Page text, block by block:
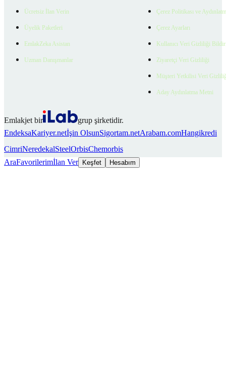
Ücretsiz İlan Verin
Üyelik Paketleri
EmlakZeka Asistan
Uzman Danışmanlar
Çerez Politikası ve
Çerez Ayarları
Kullanıcı Veri Gizliliği
Ziyaretçi Veri Gizliliği
Müşteri Yetkilisi Veri
Aday Aydınlatma Metni
Emlakjet bir
grup şirketidir.
EndeksaKariyer.netİşin OlsunSigortam.netArabam.comHangikredi
CimriNeredekalSteelOrbisChemorbis
AraFavorilerimİlan Ver Keşfet Hesabım